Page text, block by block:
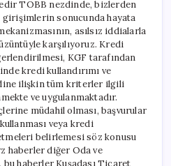
TOBB nezdinde, bizlerden
sonucunda hayata
asılsız iddialarla
karşılıyoruz. Kredi
KGF tarafından
kredi kullandırımı ve
ilişkin tüm kriterler ilgili
ve uygulanmaktadır.
müdahil olması, başvurular
veya kredi
belirlemesi söz konusu
haberler diğer Oda ve
bu haberler Kuşadası Ticaret